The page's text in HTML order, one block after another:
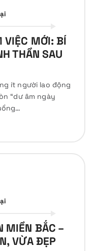
VIỆC MỚI: BÍ
THẦN SAU
ít người lao động
“dư âm ngày
MIỀN BẮC –
VỪA ĐẸP